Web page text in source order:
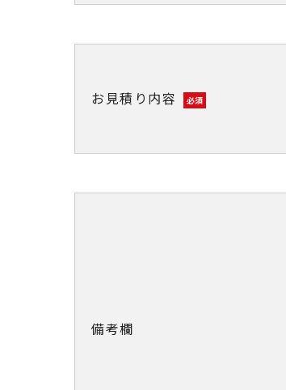
お見積り内容 必須
備考欄